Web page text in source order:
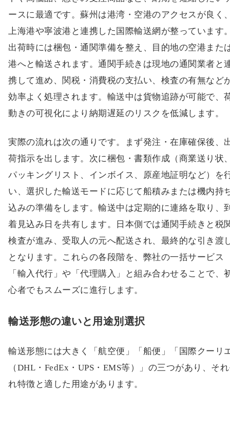
上海港や寧波港と連携した国際輸送網が整っています
出荷時には梱包・通関準備を整え、目的地の空港また
港へと輸送されます。通関手続きは現地の通関業者と
携して進め、関税・消費税の支払い、検査の有無など
効率よく処理されます。輸送中は貨物追跡が可能で、
動きの可視化により納期遅延のリスクを低減します。
実際の流れは次の通りです。まず発注・在庫確保後、
パッキングリスト、インボイス、原産地証明など）を
い、選択した輸送モードに応じて船積みまたは機内持
込みの準備をします。輸送中は定期的に連絡を取り、
着見込み日を共有します。日本側では通関手続きと税
検査が進み、受取人の元へ配送され、最終的な引き渡
となります。これらの各段階を、弊社の一括サービス
「輸入代行」や「代理購入」と組み合わせることで、
心者でもスムーズに進行します。
輸送形態の違いと用途別選択
輸送形態には大きく「航空便」「船便」「国際クーリ
れ特徴と適した用途があります。